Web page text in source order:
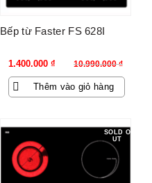
Bếp từ Faster FS 628I
10.990.000₫
Giá
gốc
là:
1.400.000 ₫
Giá
hiện
tại
Thêm vào giỏ hàng
SOLD O
UT